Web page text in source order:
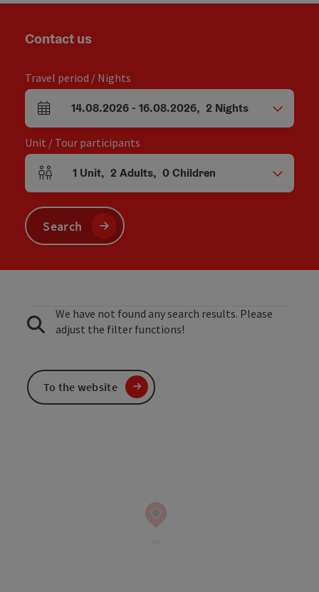
Contact us
Travel period / Nights
arrival and departure fields
14.08.2026- 16.08.2026, 2 Nights
Unit / Tour participants
Number of units and person fields
1 Unit, 2 Adults, 0Children
Search
We have not found any search results. Please
adjust the filter functions!
To the website